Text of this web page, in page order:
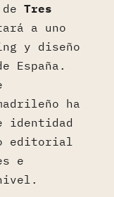
Tres
a uno
y diseño
España.
ha
identidad
editorial
e